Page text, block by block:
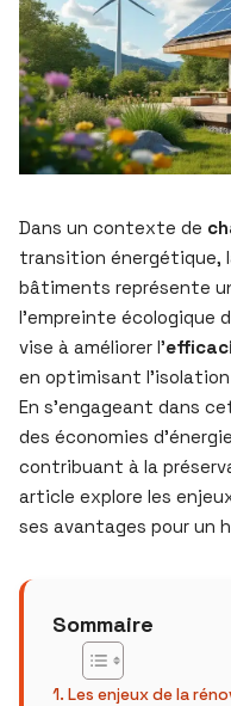
Dans un contexte de
transition énergétique,
bâtiments représente
l’empreinte écologique
vise à améliorer l’
en optimisant
En s’engageant dans
des économies
contribuant à la
article explore les
ses avantages pour un
Sommaire
Les enjeux de la